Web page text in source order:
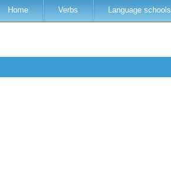
Home Verbs Language schools